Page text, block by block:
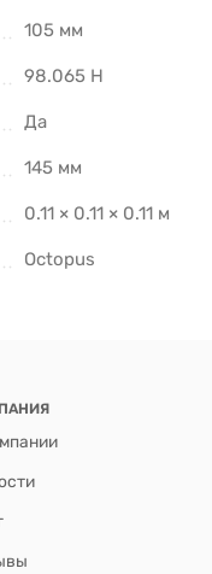
105 мм
98.065 Н
Да
145 мм
0.11 × 0.11 × 0.11 м
Octopus